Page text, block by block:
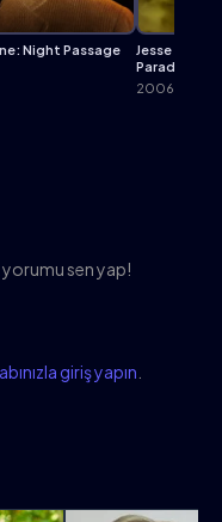
Night Passage
Jesse
Paradise
2006
yorumu sen yap!
giriş yapın